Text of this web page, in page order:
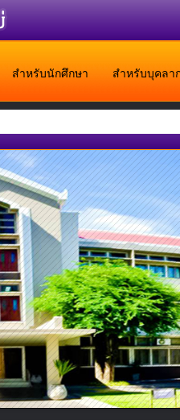
สำหรับนักศึกษา สำหรับบุคลา